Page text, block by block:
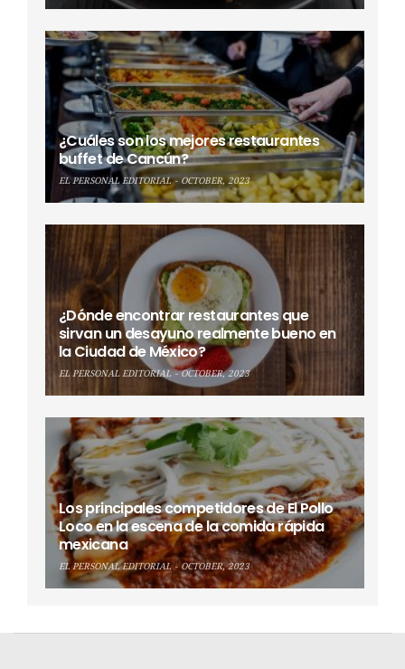
¿Cuáles son los mejores restaurantes
buffet de Cancún?
EL PERSONAL EDITORIAL OCTOBER, 2023
¿Dónde encontrar restaurantes que
sirvan un desayuno realmente bueno en
la Ciudad de México?
EL PERSONAL EDITORIAL OCTOBER, 2023
Los principales competidores de El Pollo
Loco en la escena de la comida rápida
mexicana
EL PERSONAL EDITORIAL OCTOBER, 2023